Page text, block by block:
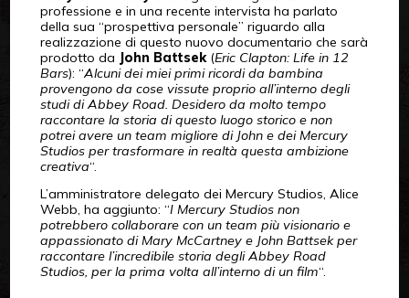
professione e in una recente intervista ha parlato
della sua “prospettiva personale” riguardo alla
realizzazione di questo nuovo documentario che sarà
prodotto da John Battsek(Eric Clapton: Life in 12
Bars): “Alcuni dei miei primi ricordi da bambina
provengono da cose vissute proprio all’interno degli
studi di Abbey Road. Desidero da molto tempo
raccontare la storia di questo luogo storico e non
potrei avere un team migliore di John e dei Mercury
Studios per trasformare in realtà questa ambizione
creativa“.
L’amministratore delegato dei Mercury Studios, Alice
Webb, ha aggiunto: “I Mercury Studios non
potrebbero collaborare con un team più visionario e
appassionato di Mary McCartney e John Battsek per
raccontare l’incredibile storia degli Abbey Road
Studios, per la prima volta all’interno di un film“.